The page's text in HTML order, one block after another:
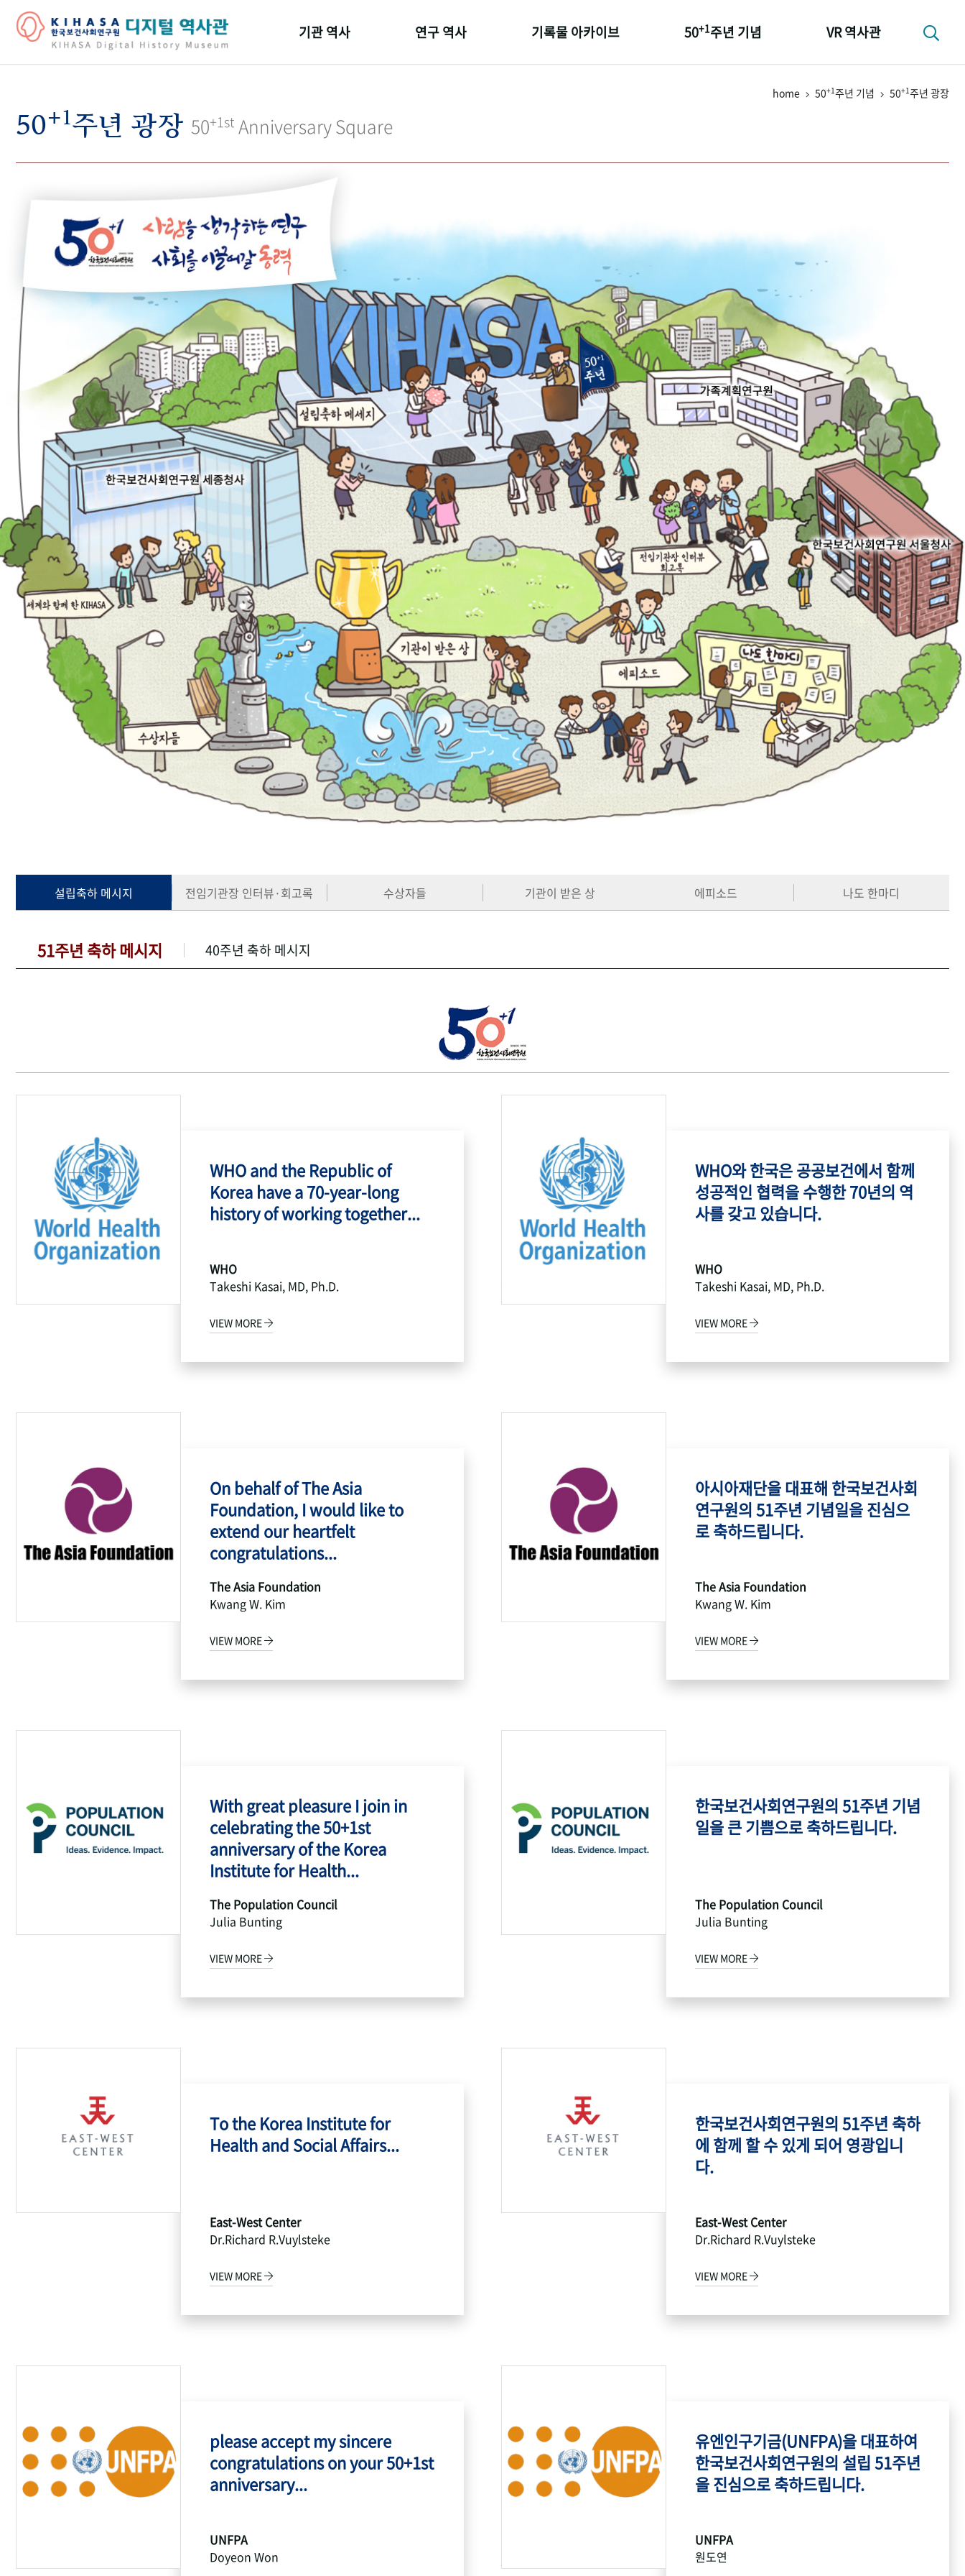
기관 역사
역대 기관장
연구 역사 기록물 아카이브 50+1주년 기념 VR 역사관
home 50+1주년 기념 50+1주년 광장
50+1주년 광장 50+1st Anniversary Square
설립축하 메시지 전임기관장 인터뷰·회고록 수상자들 기관이 받은 상 에피소드 나도 한마디
51주년 축하 메시지 40주년 축하 메시지
WHO and the Republic of
Korea have a 70-year-long
history of working together...
WHO
Takeshi Kasai, MD, Ph.D.
VIEW MORE
WHO와 한국은 공공보건에서 함께
성공적인 협력을 수행한 70년의 역
사를 갖고 있습니다.
WHO
Takeshi Kasai, MD, Ph.D.
VIEW MORE
On behalf of The Asia
Foundation, I would like to
extend our heartfelt
congratulations...
The Asia Foundation
Kwang W. Kim
VIEW MORE
아시아재단을 대표해 한국보건사회
연구원의 51주년 기념일을 진심으
로 축하드립니다.
The Asia Foundation
Kwang W. Kim
VIEW MORE
With great pleasure I join in
celebrating the 50+1st
anniversary of the Korea
Institute for Health...
The Population Council
Julia Bunting
VIEW MORE
한국보건사회연구원의 51주년 기념
일을 큰 기쁨으로 축하드립니다.
The Population Council
Julia Bunting
VIEW MORE
To the Korea Institute for
Health and Social Affairs...
East-West Center
Dr.Richard R.Vuylsteke
VIEW MORE
한국보건사회연구원의 51주년 축하
에 함께 할 수 있게 되어 영광입니
다.
East-West Center
Dr.Richard R.Vuylsteke
VIEW MORE
please accept my sincere
congratulations on your 50+1st
anniversary...
UNFPA
Doyeon Won
유엔인구기금(UNFPA)을 대표하여
한국보건사회연구원의 설립 51주년
을 진심으로 축하드립니다.
UNFPA
원도연